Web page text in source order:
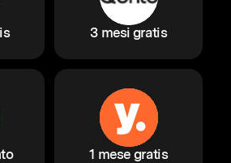
3 mesi gratis
1 mese gratis